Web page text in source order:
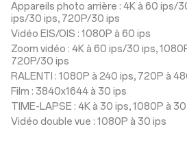
Appareils photo arrière : 4K à 60 ips/
ips/30 ips, 720P/30 ips
Vidéo EIS/OIS : 1080P à 60 ips
Zoom vidéo : 4K à 60 ips/30 ips,
720P/30 ips
RALENTI : 1080P à 240 ips, 720P à
Film : 3840x1644 à 30 ips
TIME-LAPSE : 4K à 30 ips, 1080P à
Vidéo double vue : 1080P à 30 ips